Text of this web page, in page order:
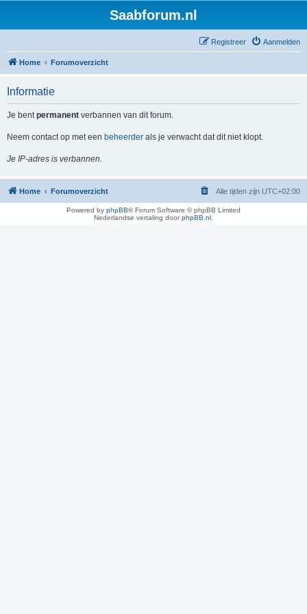
Saabforum.nl
Aanmelden
Registreer
Home Forumoverzicht
Informatie
Je bentpermanent verbannen van dit forum.
Neem contact op met een beheerder als je verwacht dat dit niet klopt.
Je IP-adres is verbannen.
Home Forumoverzicht Alle tijden zijn UTC+02:00
Powered by phpBB® Forum Software © phpBB Limited
Nederlandse vertaling doorphpBB.nl